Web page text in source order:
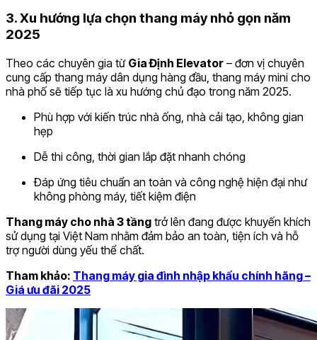
3. Xu hướng lựa chọn thang máy nhỏ gọn năm
2025
Theo các chuyên gia từ Gia Định Elevator – đơn vị chuyên
cung cấp thang máy dân dụng hàng đầu, thang máy mini cho
nhà phố sẽ tiếp tục là xu hướng chủ đạo trong năm 2025.
Phù hợp với kiến trúc nhà ống, nhà cải tạo, không gian
hẹp
Dễ thi công, thời gian lắp đặt nhanh chóng
Đáp ứng tiêu chuẩn an toàn và công nghệ hiện đại như
không phòng máy, tiết kiệm điện
Thang máy cho nhà 3 tầng trở lên đang được khuyến khích
sử dụng tại Việt Nam nhằm đảm bảo an toàn, tiện ích và hỗ
trợ người dùng yếu thể chất.
Tham khảo: Thang máy gia đình nhập khẩu chính hãng –
Giá ưu đãi 2025